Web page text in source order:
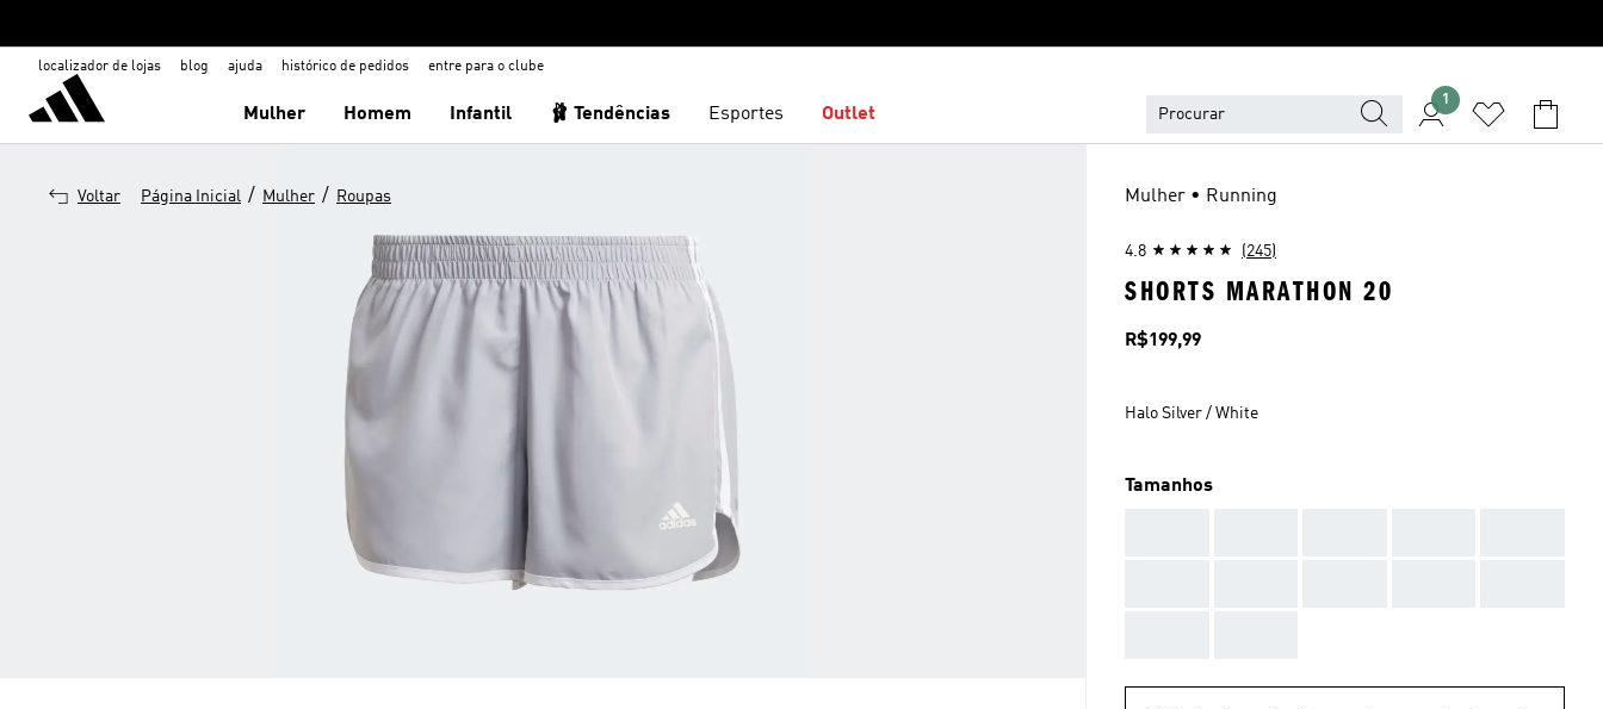
localizador de lojas blog ajuda histórico de pedidos entre para o clube
Mulher Homem Infantil 🩰 Tendências Esportes Outlet
1
Voltar Página Inicial / Mulher / Roupas Mulher • Running
4.8 (245)
SHORTS MARATHON 20
Preço
R$199,99
Halo Silver / White
Tamanhos